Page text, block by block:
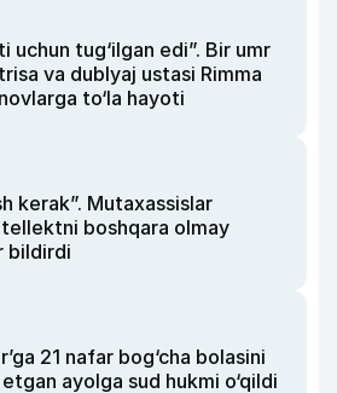
uchun tug‘ilgan edi”. Bir umr
va dublyaj ustasi Rimma
to‘la hayoti
kerak”. Mutaxassislar
boshqara olmay
bildirdi
21 nafar bog‘cha bolasini
ayolga sud hukmi o‘qildi